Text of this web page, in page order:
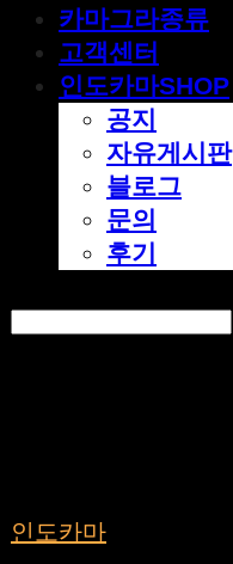
카마그라종류
고객센터
인도카마SHOP
공지
자유게시판
블로그
문의
후기
인도카마